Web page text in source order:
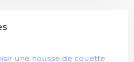
une housse de couette